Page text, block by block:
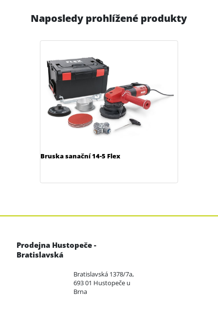
Naposledy prohlížené produkty
Bruska sanační 14-5 Flex
Prodejna Hustopeče -
Bratislavská
Bratislavská 1378/7a,
693 01 Hustopeče u
Brna